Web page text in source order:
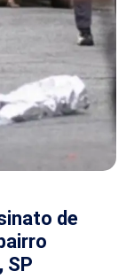
de
SP